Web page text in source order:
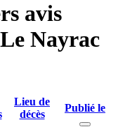
avis
Nayrac
Lieu de
décès
Publié le